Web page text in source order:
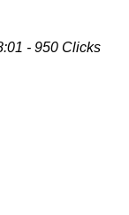
- 950 Clicks